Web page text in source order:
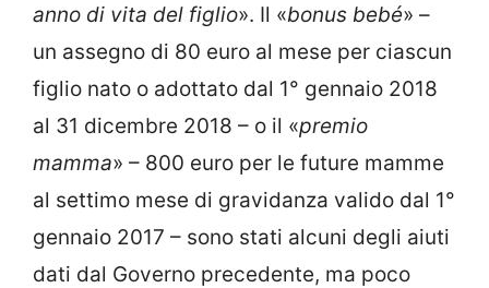
anno di vita del figlio». Il «bonus bebé» –
un assegno di 80 euro al mese per ciascun
figlio nato o adottato dal 1° gennaio 2018
al 31 dicembre 2018 – o il «premio
mamma» – 800 euro per le future mamme
al settimo mese di gravidanza valido dal 1°
gennaio 2017 – sono stati alcuni degli aiuti
dati dal Governo precedente, ma poco